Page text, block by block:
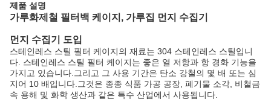
제품 설명
가루화제철 필터백 케이지, 가루집 먼지 수집기
먼지 수집기 도입
스테인레스 스틸 필터 케이지의 재료는 304 스테인레스 스틸입니
다. 스테인레스 스틸 필터 케이지는 좋은 열 저항과 항 경화 기능을
가지고 있습니다.그리고 그 사용 기간은 탄소 강철의 몇 배 또는 심
지어 10 배입니다.그것은 종종 식품 가공 공장, 폐기물 소각, 비철금
속 용해 및 화학 생산과 같은 특수 산업에서 사용됩니다.